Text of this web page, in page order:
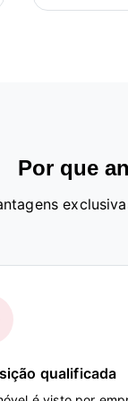
Por que
qualificada